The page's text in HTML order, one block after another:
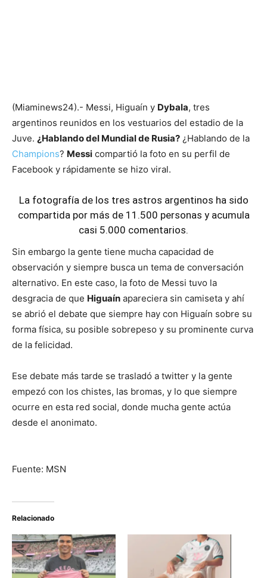
(Miaminews24).- Messi, Higuaín y Dybala, tres
argentinos reunidos en los vestuarios del estadio de la
Juve. ¿Hablando del Mundial de Rusia? ¿Hablando de la
Champions? Messi compartió la foto en su perfil de
Facebook y rápidamente se hizo viral.
La fotografía de los tres astros argentinos ha sido
compartida por más de 11.500 personas y acumula
casi 5.000 comentarios.
Sin embargo la gente tiene mucha capacidad de
observación y siempre busca un tema de conversación
alternativo. En este caso, la foto de Messi tuvo la
desgracia de que Higuaín apareciera sin camiseta y ahí
se abrió el debate que siempre hay con Higuaín sobre su
forma física, su posible sobrepeso y su prominente curva
de la felicidad.
Ese debate más tarde se trasladó a twitter y la gente
empezó con los chistes, las bromas, y lo que siempre
ocurre en esta red social, donde mucha gente actúa
desde el anonimato.
Fuente: MSN
Relacionado